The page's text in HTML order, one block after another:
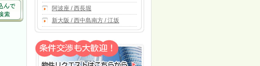
阿波座 / 西長堀
新大阪 / 西中島南方 / 江坂